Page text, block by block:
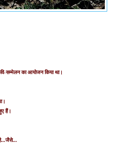
सम्‍मेलन का आयोजन किया था।
हैं।
है...जैसे...